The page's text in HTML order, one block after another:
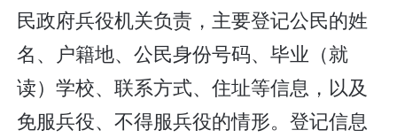
民政府兵役机关负责，主要登记公民的姓
名、户籍地、公民身份号码、毕业（就
读）学校、联系方式、住址等信息，以及
免服兵役、不得服兵役的情形。登记信息